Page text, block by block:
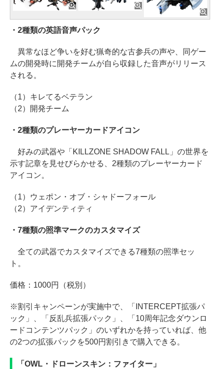
・2種類の英語音声パック
異常なほど争いを好む猟奇的な古参兵の声や、同ゲー
ムの開発時に開発チームが自ら収録した音声がリリース
される。
（1）キレてるベテラン
（2）開発チーム
・2種類のプレーヤーカードアイコン
好みの武器や「KILLZONE SHADOW FALL」の世界を
示す記章を見せびらかせる、2種類のプレーヤーカード
アイコン。
（1）ウェポン・オブ・シャドーフォール
（2）アイデンティティ
・7種類の照準マークのカスタマイズ
全ての武器でカスタマイズできる7種類の照準セッ
ト。
価格：1000円（税別）
※割引キャンペーンが実施中で、「INTERCEPT拡張パ
ック」、「反乱兵拡張パック」、「10周年記念ダウンロ
ードコンテンツパック」のいずれかを持っていれば、他
の2つの拡張パックを500円割引きで購入できる。
「OWL・ドローンスキン：ファイター」